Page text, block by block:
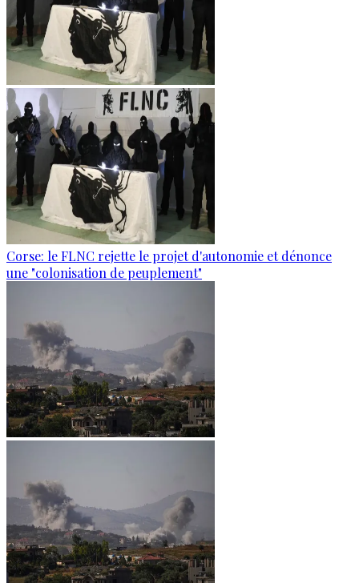
Corse: le FLNC rejette le projet d'autonomie et dénonce
une "colonisation de peuplement"